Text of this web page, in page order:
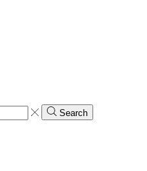
Search